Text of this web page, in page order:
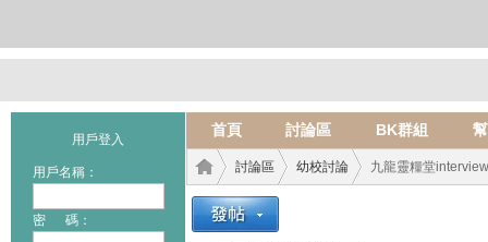
用戶登入
用戶名稱：
密 碼：
首頁 討論區 BK群組
討論區 幼校討論 九龍靈糧堂interview